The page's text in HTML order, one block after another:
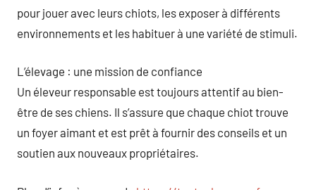
pour jouer avec leurs chiots, les exposer à différents
environnements et les habituer à une variété de stimuli.
L’élevage : une mission de confiance
Un éleveur responsable est toujours attentif au bien-
être de ses chiens. Il s’assure que chaque chiot trouve
un foyer aimant et est prêt à fournir des conseils et un
soutien aux nouveaux propriétaires.